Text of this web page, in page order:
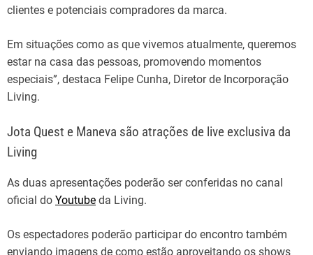
clientes e potenciais compradores da marca.
Em situações como as que vivemos atualmente, queremos
estar na casa das pessoas, promovendo momentos
especiais”, destaca Felipe Cunha, Diretor de Incorporação
Living.
Jota Quest e Maneva são atrações de live exclusiva da
Living
As duas apresentações poderão ser conferidas no canal
oficial do Youtube da Living.
Os espectadores poderão participar do encontro também
enviando imagens de como estão aproveitando os shows